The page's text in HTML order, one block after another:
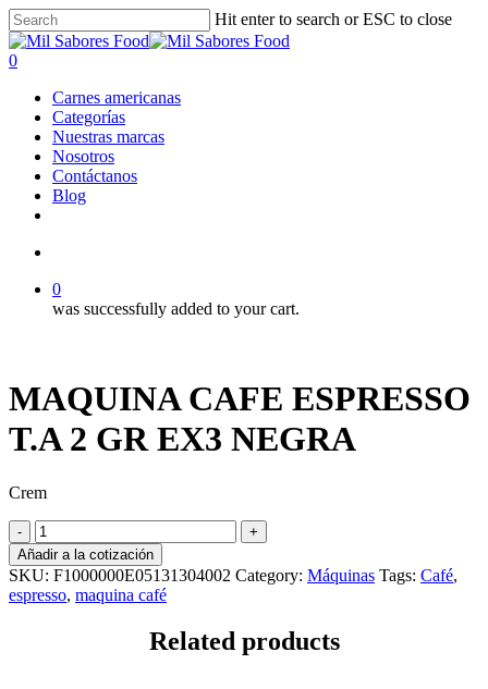
Skip
to
main
Hit enter to search or ESC to close
Close
Search
search
0
Carnes americanas
Categorías
Nuestras marcas
Nosotros
Contáctanos
Blog
0
was successfully added to your cart.
MAQUINA CAFE ESPRESSO
T.A 2 GR EX3 NEGRA
Crem
MAQUINA
CAFE
ESPRESSO
T.A
2
Añadir a la cotización
SKU: F1000000E05131304002 Category: Máquinas Tags: Café,
espresso, maquina café
Related products